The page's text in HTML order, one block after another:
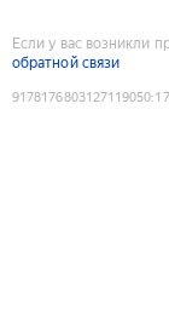
Если у вас возникли
обратной связи
9178176803127119050: